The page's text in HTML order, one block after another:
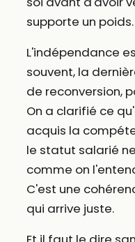
supporte un poids.
L'indépendance
souvent, la
de reconversion,
On a clarifié ce
acquis la
le statut salarié
comme on
C'est une
qui arrive juste.